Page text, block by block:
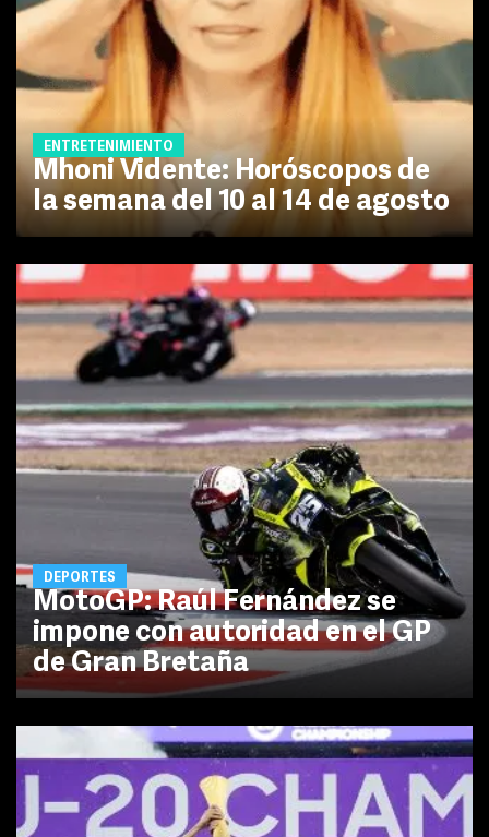
ENTRETENIMIENTO
Mhoni Vidente: Horóscopos de
la semana del 10 al 14 de agosto
DEPORTES
MotoGP: Raúl Fernández se
impone con autoridad en el GP
de Gran Bretaña